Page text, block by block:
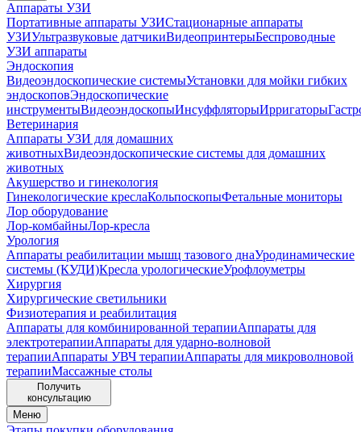
Аппараты УЗИ
Портативные аппараты УЗИСтационарные аппараты
УЗИУльтразвуковые датчикиВидеопринтерыБеспроводные
УЗИ аппараты
Эндоскопия
Видеоэндоскопические системыУстановки для мойки гибких
эндоскоповЭндоскопические
инструментыВидеоэндоскопыИнсуффляторыИрригаторы
Ветеринария
Аппараты УЗИ для домашних
животныхВидеоэндоскопические системы для домашних
животных
Акушерство и гинекология
Гинекологические креслаКольпоскопыФетальные мониторы
Лор оборудование
Лор-комбайныЛор-кресла
Урология
Аппараты реабилитации мышц тазового днаУродинамические
системы (КУДИ)Кресла урологическиеУрофлоуметры
Хирургия
Хирургические светильники
Физиотерапия и реабилитация
Аппараты для комбинированной терапииАппараты для
электротерапииАппараты для ударно-волновой
терапииАппараты УВЧ терапииАппараты для микроволновой
терапииМассажные столы
Получить
консультацию
Меню